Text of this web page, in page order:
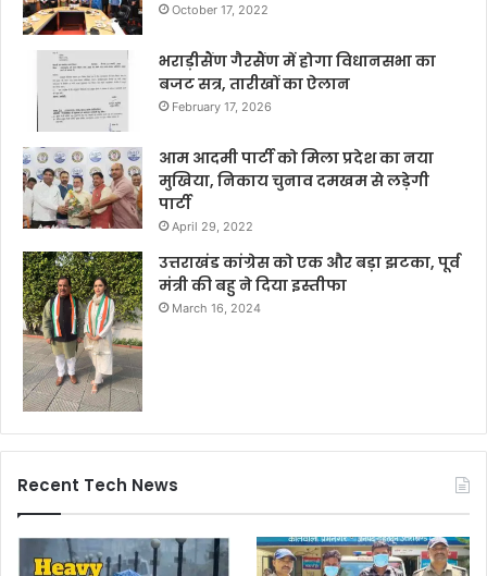
October 17, 2022
भराड़ीसैंण गैरसैंण में होगा विधानसभा का
बजट सत्र, तारीखों का ऐलान
February 17, 2026
आम आदमी पार्टी को मिला प्रदेश का नया
मुखिया, निकाय चुनाव दमखम से लड़ेगी
पार्टी
April 29, 2022
उत्तराखंड कांग्रेस को एक और बड़ा झटका, पूर्व
मंत्री की बहु ने दिया इस्तीफा
March 16, 2024
Recent Tech News